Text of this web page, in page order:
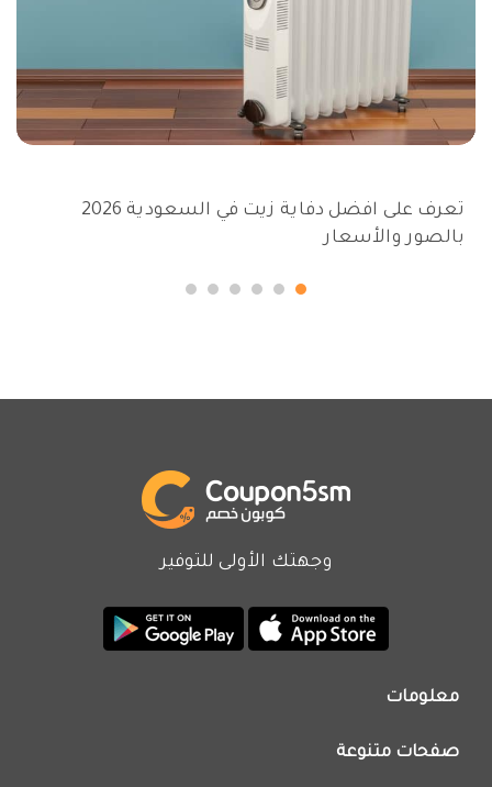
تعرف على افضل دفاية زيت في السعودية 2026
بالصور والأسعار
وجهتك الأولى للتوفير
معلومات
اتصل بنا
صفحات متنوعة